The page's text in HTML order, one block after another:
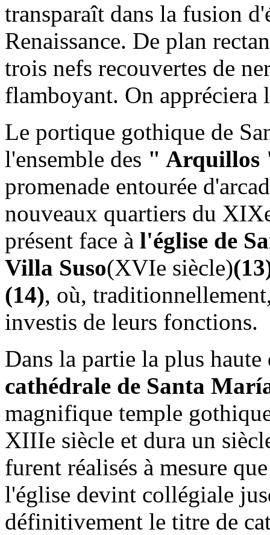
transparaît dans la fusion
Renaissance. De plan
trois nefs recouvertes de
flamboyant. On appréciera
Le portique gothique de
l'ensemble des " Arquillos
promenade entourée
nouveaux quartiers du
présent face à l'église de
Villa Suso(XVIe siècle)
(14), où,
investis de leurs fonctions.
Dans la partie la plus
cathédrale de Santa
magnifique temple
XIIIe siècle et dura un
furent réalisés à mesure
l'église devint collégiale
définitivement le titre de